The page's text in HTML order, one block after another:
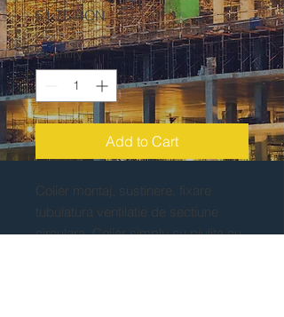
51,75 RONPrice
Quantity *
Add to Cart
Colier montaj, sustinere, fixare
tubulatura ventilatie de sectiune
circulara. Colier simplu cu piulita cu